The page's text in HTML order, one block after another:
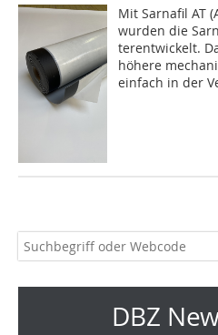
Mit Sarnafil AT
wurden die
terentwickelt.
höhere
einfach in der
DBZ